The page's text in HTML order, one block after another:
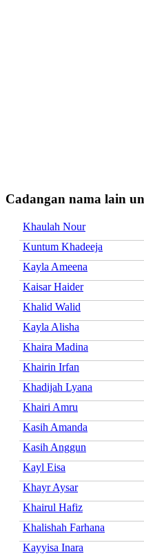
Cadangan nama lain
Khaulah Nour
Kuntum Khadeeja
Kayla Ameena
Kaisar Haider
Khalid Walid
Kayla Alisha
Khaira Madina
Khairin Irfan
Khadijah Lyana
Khairi Amru
Kasih Amanda
Kasih Anggun
Kayl Eisa
Khayr Aysar
Khairul Hafiz
Khalishah Farhana
Kayyisa Inara